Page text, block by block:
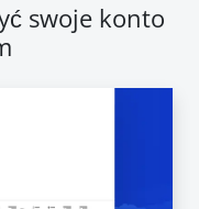
swoje konto